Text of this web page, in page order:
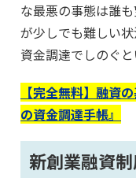
な最悪の事態は誰
が少しでも難しい
資金調達でしのぐと
【完全無料】融資
の資金調達手帳』
新創業融資